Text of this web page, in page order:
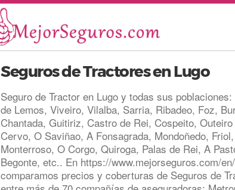
Seguros de Tractores en Lugo
Seguro de Tractor en Lugo y todas sus
de Lemos, Viveiro, Vilalba, Sarria, Ribadeo, Foz,
Chantada, Guitiriz, Castro de Rei, Cospeito,
Cervo, O Saviñao, A Fonsagrada, Mondoñedo, Friol,
Monterroso, O Corgo, Quiroga, Palas de Rei, A
Begonte, etc.. En https://www.mejorseguros.com/
comparamos precios y coberturas de Seguros de